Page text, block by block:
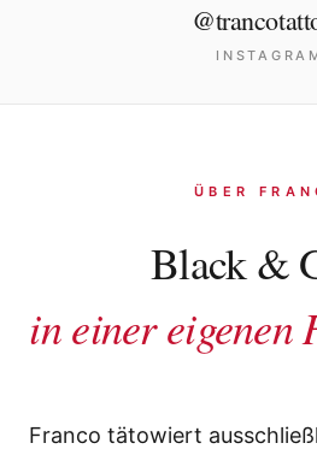
ÜBER
Black &
in einer eigenen
Franco tätowiert